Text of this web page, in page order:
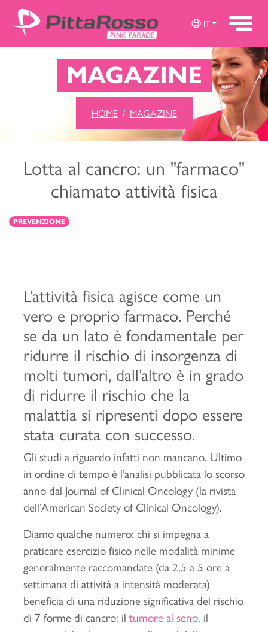
IT
MAGAZINE
HOME MAGAZINE
Lotta al cancro: un "farmaco"
chiamato attività fisica
PREVENZIONE
L’attività fisica agisce come un
vero e proprio farmaco. Perché
se da un lato è fondamentale per
ridurre il rischio di insorgenza di
molti tumori, dall’altro è in grado
di ridurre il rischio che la
malattia si ripresenti dopo essere
stata curata con successo.
Gli studi a riguardo infatti non mancano. Ultimo
in ordine di tempo è l’analisi pubblicata lo scorso
anno dal Journal of Clinical Oncology (la rivista
dell’American Society of Clinical Oncology).
Diamo qualche numero: chi si impegna a
praticare esercizio fisico nelle modalità minime
generalmente raccomandate (da 2,5 a 5 ore a
settimana di attività a intensità moderata)
beneficia di una riduzione significativa del rischio
di 7 forme di cancro: il tumore al seno, il